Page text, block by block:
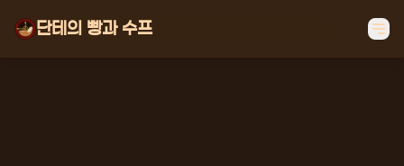
단테의 빵과 수프